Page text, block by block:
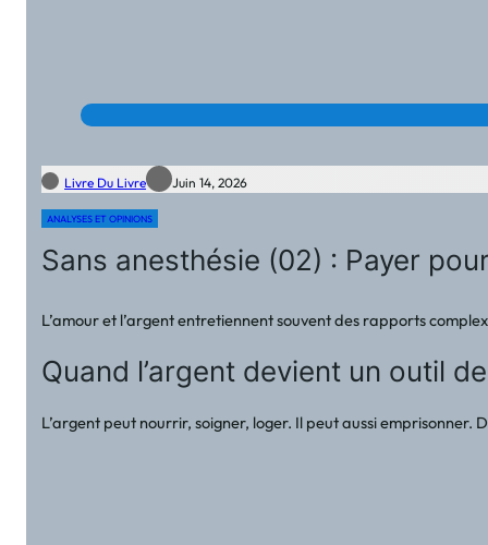
Livre Du Livre Juin 14, 2026
ANALYSES ET OPINIONS
Sans anesthésie (02) : Payer
L’amour et l’argent entretiennent souvent des rapports
Quand l’argent devient un outil
L’argent peut nourrir, soigner, loger. Il peut aussi